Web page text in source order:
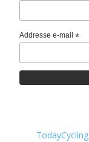
Addresse e-mail*
TodayCycling